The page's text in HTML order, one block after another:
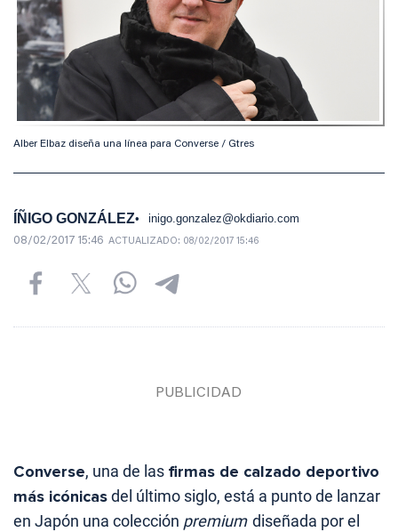
Alber Elbaz diseña una línea para Converse / Gtres
ÍÑIGO GONZÁLEZ inigo.gonzalez@okdiario.com
08/02/2017 15:46 ACTUALIZADO: 08/02/2017 15:46
Converse, una de las firmas de calzado deportivo
más icónicasdel último siglo, está a punto de lanzar
en Japón una colección premium diseñada por el